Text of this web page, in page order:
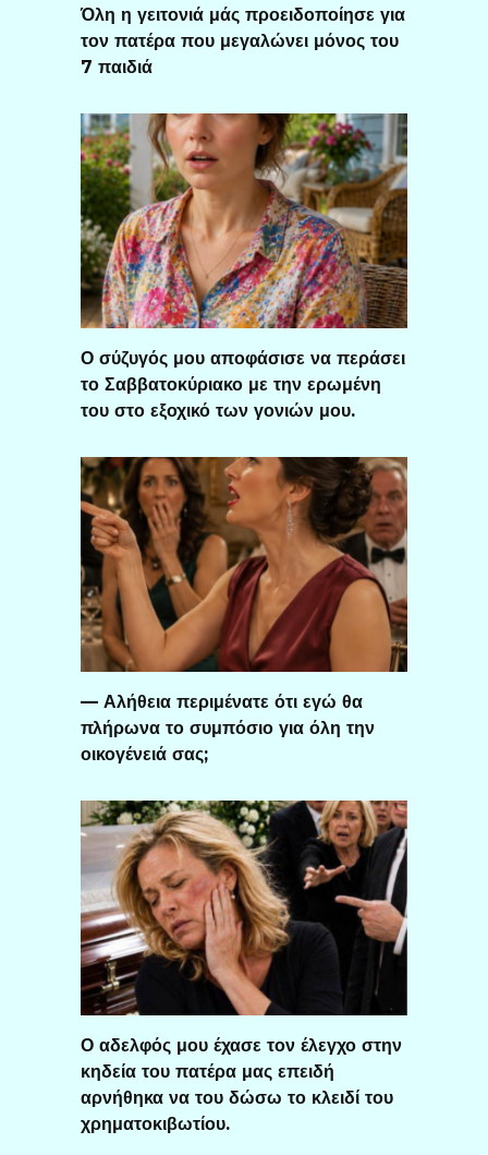
Όλη η γειτονιά μάς προειδοποίησε για
τον πατέρα που μεγαλώνει μόνος του
7 παιδιά
Ο σύζυγός μου αποφάσισε να περάσει
το Σαββατοκύριακο με την ερωμένη
του στο εξοχικό των γονιών μου.
— Αλήθεια περιμένατε ότι εγώ θα
πλήρωνα το συμπόσιο για όλη την
οικογένειά σας;
Ο αδελφός μου έχασε τον έλεγχο στην
κηδεία του πατέρα μας επειδή
αρνήθηκα να του δώσω το κλειδί του
χρηματοκιβωτίου.